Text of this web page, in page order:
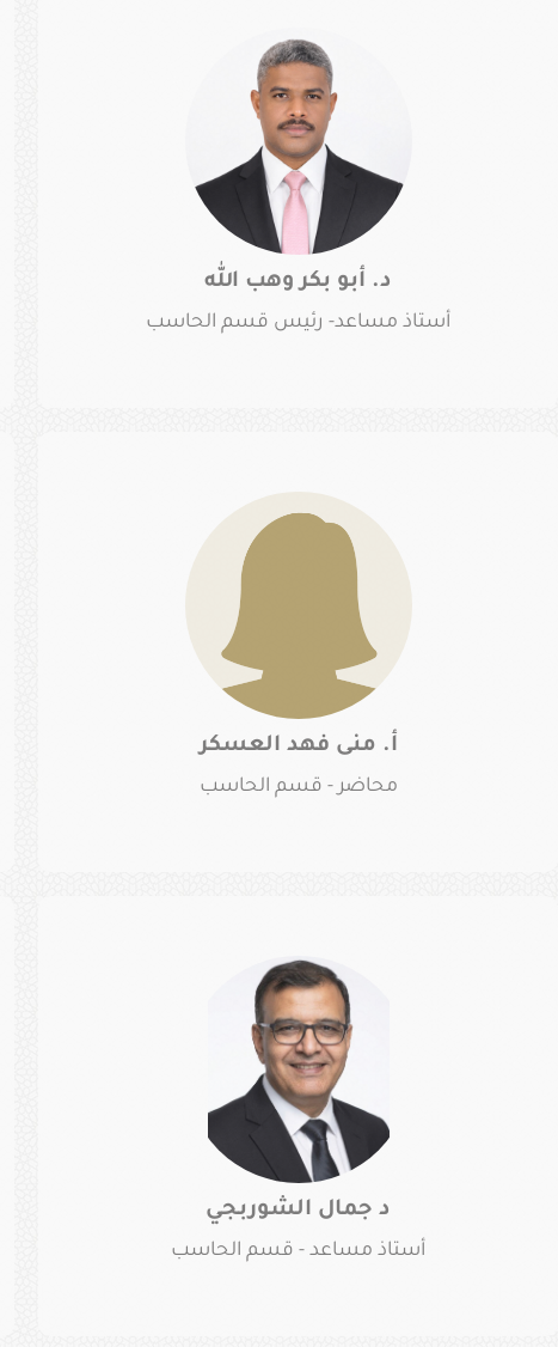
د. أبو بكر وهب الله
أستاذ مساعد- رئيس قسم الحاسب
أ. منى فهد العسكر
محاضر - قسم الحاسب
د جمال الشوربجي
أستاذ مساعد - قسم الحاسب